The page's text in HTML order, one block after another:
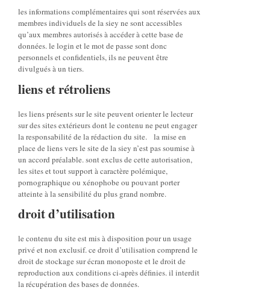
les informations complémentaires qui sont réservées aux
membres individuels de la siey ne sont accessibles
qu’aux membres autorisés à accéder à cette base de
données. le login et le mot de passe sont donc
personnels et confidentiels, ils ne peuvent être
divulgués à un tiers.
liens et rétroliens
les liens présents sur le site peuvent orienter le lecteur
sur des sites extérieurs dont le contenu ne peut engager
la responsabilité de la rédaction du site. la mise en
place de liens vers le site de la siey n’est pas soumise à
un accord préalable. sont exclus de cette autorisation,
les sites et tout support à caractère polémique,
pornographique ou xénophobe ou pouvant porter
atteinte à la sensibilité du plus grand nombre.
droit d’utilisation
le contenu du site est mis à disposition pour un usage
privé et non exclusif. ce droit d’utilisation comprend le
droit de stockage sur écran monoposte et le droit de
reproduction aux conditions ci-après définies. il interdit
la récupération des bases de données.